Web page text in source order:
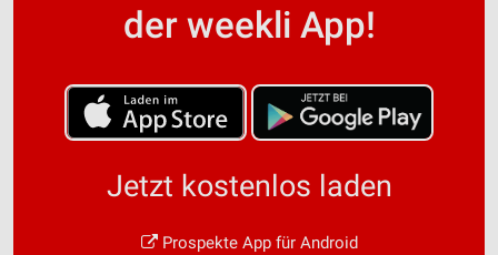
der weekli App!
Jetzt kostenlos laden
Prospekte App für Android